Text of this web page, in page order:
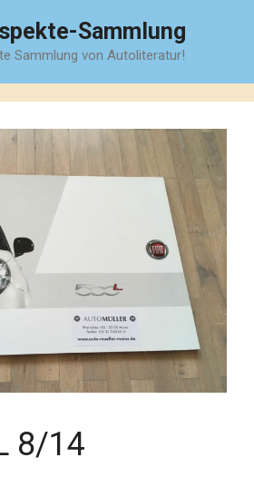
Sammlung
Sammlung von Autoliteratur!
8/14